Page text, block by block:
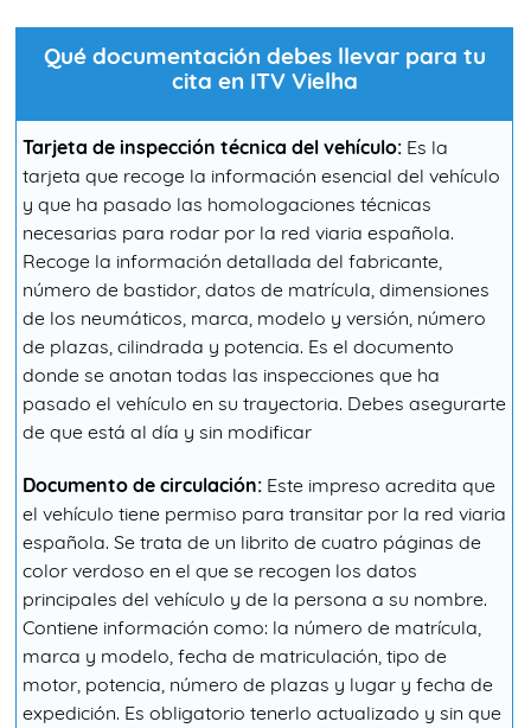
Qué documentación debes llevar para tu
cita en ITV Vielha
Tarjeta de inspección técnica del vehículo: Es la
tarjeta que recoge la información esencial del vehículo
y que ha pasado las homologaciones técnicas
necesarias para rodar por la red viaria española.
Recoge la información detallada del fabricante,
número de bastidor, datos de matrícula, dimensiones
de los neumáticos, marca, modelo y versión, número
de plazas, cilindrada y potencia. Es el documento
donde se anotan todas las inspecciones que ha
pasado el vehículo en su trayectoria. Debes asegurarte
de que está al día y sin modificar
Documento de circulación: Este impreso acredita que
el vehículo tiene permiso para transitar por la red viaria
española. Se trata de un librito de cuatro páginas de
color verdoso en el que se recogen los datos
principales del vehículo y de la persona a su nombre.
Contiene información como: la número de matrícula,
marca y modelo, fecha de matriculación, tipo de
motor, potencia, número de plazas y lugar y fecha de
expedición. Es obligatorio tenerlo actualizado y sin que